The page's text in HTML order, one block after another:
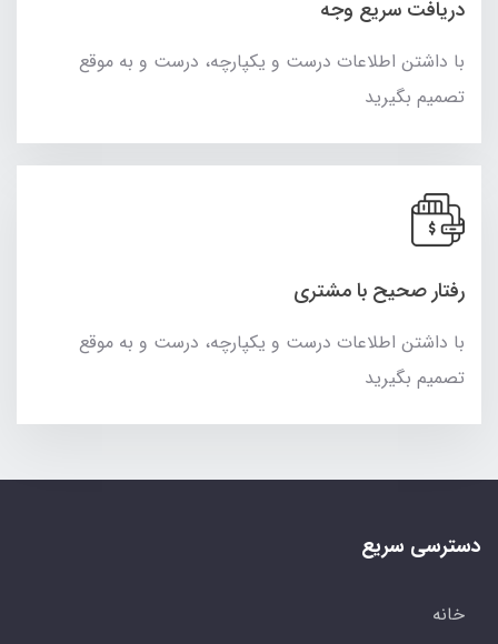
دریافت سریع وجه
با داشتن اطلاعات درست و یکپارچه، درست و به موقع
تصمیم بگیرید
رفتار صحیح با مشتری
با داشتن اطلاعات درست و یکپارچه، درست و به موقع
تصمیم بگیرید
دسترسی سریع
خانه